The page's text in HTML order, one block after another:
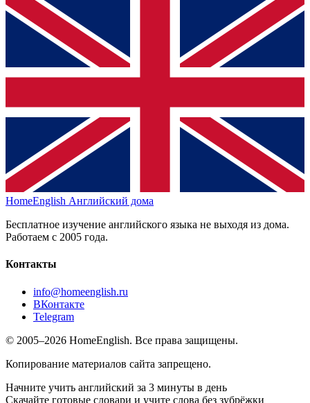
HomeEnglish Английский дома
Бесплатное изучение английского языка не выходя из дома.
Работаем с 2005 года.
Контакты
info@homeenglish.ru
ВКонтакте
Telegram
© 2005–2026 HomeEnglish. Все права защищены.
Копирование материалов сайта запрещено.
Начните учить английский за 3 минуты в день
Скачайте готовые словари и учите слова без зубрёжки